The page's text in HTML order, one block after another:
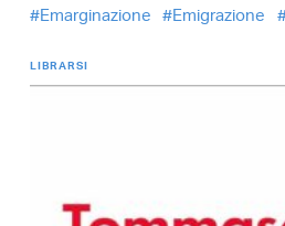
Emarginazione
Emigrazione
LIBRARSI